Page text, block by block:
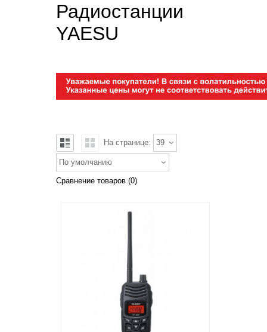
Радиостанции
YAESU
На странице: 39
По умолчанию
Сравнение товаров (0)